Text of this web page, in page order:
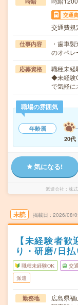
交通費
交通費規
仕事内容
・歯車
のオペ
応募資格
職種未経
◆未経験
で気軽
職場の雰囲気
年齢層
20代
気になる!
派遣会社 株
未読 掲載日 2026/08/
【未経験者
り・研磨/日
職種未経験OK 交
派遣
勤務地
広島県福